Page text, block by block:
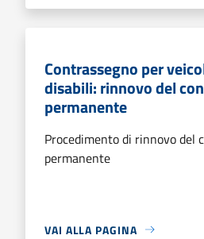
Contrassegno per
disabili: rinnovo del
permanente
Procedimento di rinnovo del
permanente
VAI ALLA PAGINA